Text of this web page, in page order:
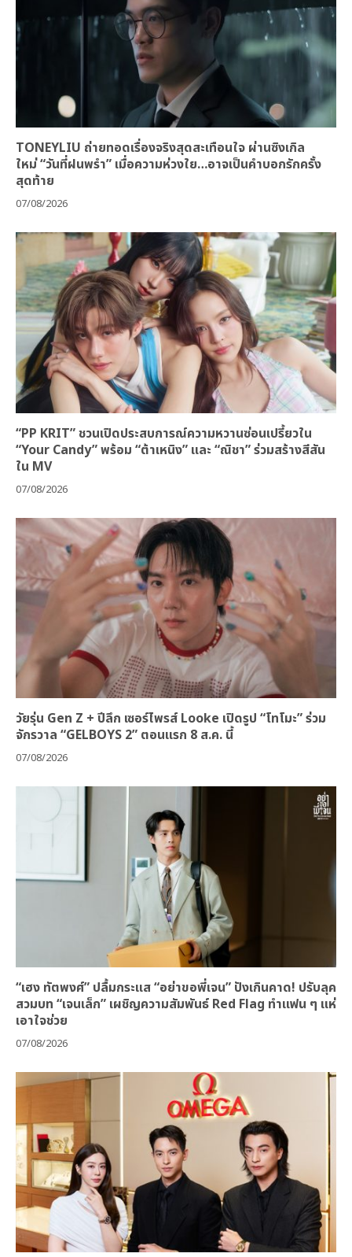
TONEYLIU ถ่ายทอดเรื่องจริงสุดสะเทือนใจ ผ่านซิงเกิล
ใหม่ “วันที่ฝนพรำ” เมื่อความห่วงใย…อาจเป็นคำบอกรักครั้ง
สุดท้าย
07/08/2026
“PP KRIT” ชวนเปิดประสบการณ์ความหวานซ่อนเปรี้ยวใน
“Your Candy” พร้อม “ต้าเหนิง” และ “ณิชา” ร่วมสร้างสีสัน
ใน MV
07/08/2026
วัยรุ่น Gen Z + ปีลึก เซอร์ไพรส์ Looke เปิดรูป “โทโมะ” ร่วม
จักรวาล “GELBOYS 2” ตอนแรก 8 ส.ค. นี้
07/08/2026
“เฮง ทัตพงศ์” ปลื้มกระแส “อย่าขอพี่เจน” ปังเกินคาด! ปรับลุค
สวมบท “เจนเล็ก” เผชิญความสัมพันธ์ Red Flag ทำแฟน ๆ แห่
เอาใจช่วย
07/08/2026